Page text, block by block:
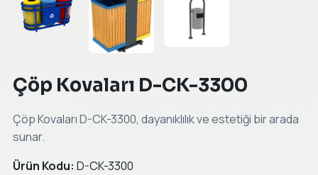
Çöp Kovaları D-CK-3300
Çöp Kovaları D-CK-3300, dayanıklılık ve estetiği bir arada
sunar.
Ürün Kodu: D-CK-3300